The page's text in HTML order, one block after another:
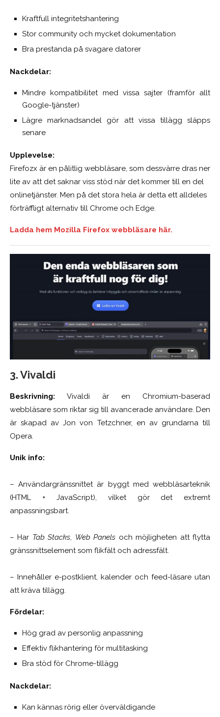
Kraftfull integritetshantering
Stor community och mycket dokumentation
Bra prestanda på svagare datorer
Nackdelar:
Mindre kompatibilitet med vissa sajter (framför allt
Google-tjänster)
Lägre marknadsandel gör att vissa tillägg släpps
senare
Upplevelse:
Firefozx är en pålitlig webbläsare, som dessvärre dras ner
lite av att det saknar viss stöd när det kommer till en del
onlinetjänster. Men på det stora hela är detta ett alldeles
förträffligt alternativ till Chrome och Edge.
Ladda hem Mozilla Firefox webbläsare här.
3. Vivaldi
Beskrivning: Vivaldi är en Chromium-baserad
webbläsare som riktar sig till avancerade användare. Den
är skapad av Jon von Tetzchner, en av grundarna till
Opera.
Unik info:
– Användargränssnittet är byggt med webbläsarteknik
(HTML + JavaScript), vilket gör det extremt
anpassningsbart.
– Har Tab Stacks, Web Panels och möjligheten att flytta
gränssnittselement som flikfält och adressfält.
– Innehåller e-postklient, kalender och feed-läsare utan
att kräva tillägg.
Fördelar:
Hög grad av personlig anpassning
Effektiv flikhantering för multitasking
Bra stöd för Chrome-tillägg
Nackdelar:
Kan kännas rörig eller överväldigande